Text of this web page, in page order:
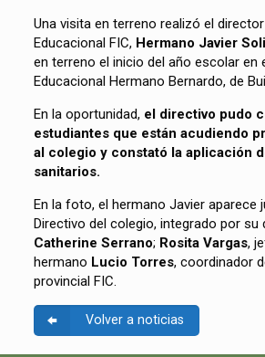
Una visita en terreno realizó el director
Educacional FIC, Hermano Javier
en terreno el inicio del año escolar en
Educacional Hermano Bernardo, de
En la oportunidad, el directivo pudo
estudiantes que están acudiendo
al colegio y constató la aplicación
sanitarios.
En la foto, el hermano Javier aparece
Directivo del colegio, integrado por su
Catherine Serrano; Rosita Vargas,
hermano Lucio Torres, coordinador
provincial FIC.
Volver a noticias